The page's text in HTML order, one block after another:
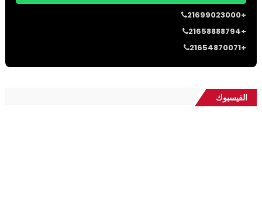
21699023000+
21658888794+
21654870071+
الفيسبوك